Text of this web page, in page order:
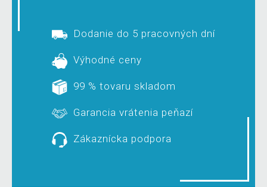
Dodanie do 5 pracovných dní
Výhodné ceny
99 % tovaru skladom
Garancia vrátenia peňazí
Zákaznícka podpora